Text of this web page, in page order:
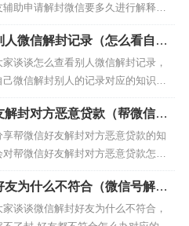
解封...
助申请解封微信要多久进行解释，
你现在面临的问题，别忘了关注本
台），现在开始吧！本文目录一
助解封好友辅助验证的解封方法 微信
骤2、...
人微信解封记录（怎么看自己
人的记录）
谈谈怎么查看别人微信解封记录，
己微信解封别人的记录对应的知识
有所帮助，不要忘了收藏本站喔。
1、微信号解封后交易记录怎么查？
辅助验证记录3、微信被封在哪找记
息微...
解封对方恶意贷款（帮微信好
恶意贷款怎么解封）
帮微信好友解封对方恶意贷款的知
帮微信好友解封对方恶意贷款怎么
，如果能碰巧解决你现在面临的问
注本站（微信解封平台），现在开始
览：1、帮助别人微信解封对自己有
友为什么不符合（微信号解不
不符合怎么办）
谈谈微信解封好友为什么不符合，